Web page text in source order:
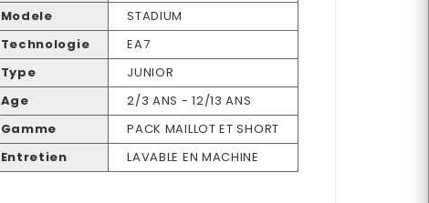
Modele
STADIUM
Technologie
EA7
Type
JUNIOR
Age
2/3 ANS - 12/13 ANS
Gamme
PACK MAILLOT ET SHORT
Entretien
LAVABLE EN MACHINE